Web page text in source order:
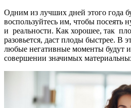
Одним из лучших дней этого года
воспользуйтесь им, чтобы посеять
и реальности. Как хорошее, так
разовьется, даст плоды быстрее. В
любые негативные моменты будут
совершении значимых